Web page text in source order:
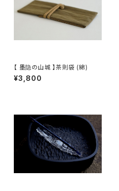
【 墨隐の山城 】茶則袋 (綿)
¥3,800